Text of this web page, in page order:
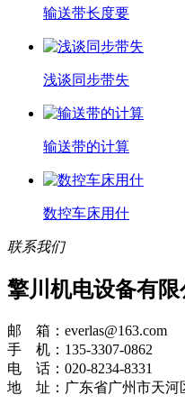
输送带长度要
浅谈同步带失
输送带的计算
数控车床用什
联系我们
擎川机电设备有限
邮 箱：everlas@163.com
手 机：135-3307-0862
电 话：020-8234-8331
地 址：广东省广州市天河